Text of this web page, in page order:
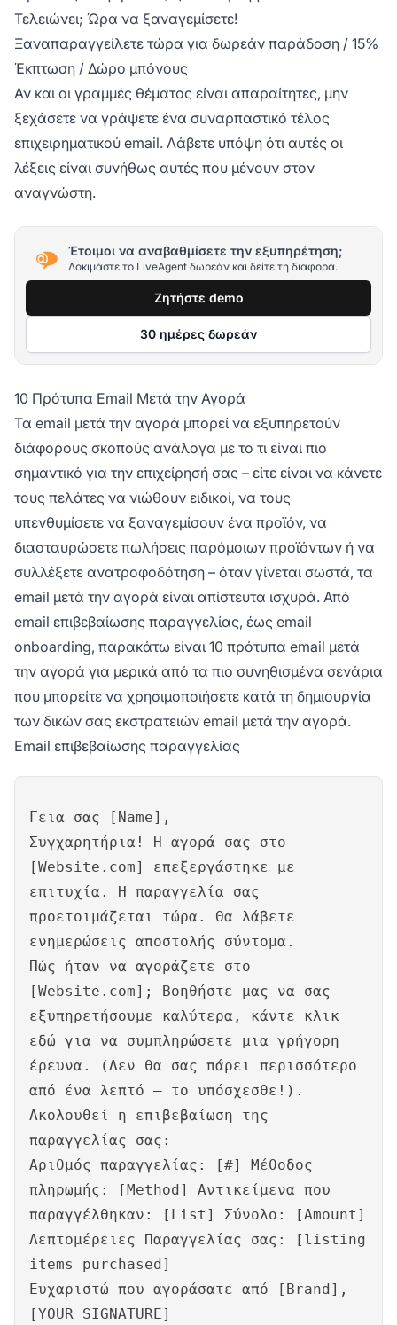
Τελειώνει; Ώρα να ξαναγεμίσετε!
Ξαναπαραγγείλετε τώρα για δωρεάν παράδοση / 15%
Έκπτωση / Δώρο μπόνους
Αν και οι γραμμές θέματος είναι απαραίτητες, μην
ξεχάσετε να γράψετε ένα συναρπαστικό τέλος
επιχειρηματικού email. Λάβετε υπόψη ότι αυτές οι
λέξεις είναι συνήθως αυτές που μένουν στον
αναγνώστη.
Έτοιμοι να αναβαθμίσετε την εξυπηρέτηση;
Δοκιμάστε το LiveAgent δωρεάν και δείτε τη διαφορά.
Ζητήστε demo
30 ημέρες δωρεάν
10 Πρότυπα Email Μετά την Αγορά
Τα email μετά την αγορά μπορεί να εξυπηρετούν
διάφορους σκοπούς ανάλογα με το τι είναι πιο
σημαντικό για την επιχείρησή σας – είτε είναι να κάνετε
τους πελάτες να νιώθουν ειδικοί, να τους
υπενθυμίσετε να ξαναγεμίσουν ένα προϊόν, να
διασταυρώσετε πωλήσεις παρόμοιων προϊόντων ή να
συλλέξετε ανατροφοδότηση – όταν γίνεται σωστά, τα
email μετά την αγορά είναι απίστευτα ισχυρά. Από
email επιβεβαίωσης παραγγελίας, έως email
onboarding, παρακάτω είναι 10 πρότυπα email μετά
την αγορά για μερικά από τα πιο συνηθισμένα σενάρια
που μπορείτε να χρησιμοποιήσετε κατά τη δημιουργία
των δικών σας εκστρατειών email μετά την αγορά.
Email επιβεβαίωσης παραγγελίας
Γεια σας [Name],
Συγχαρητήρια! Η αγορά σας στο
[Website.com] επεξεργάστηκε με
επιτυχία. Η παραγγελία σας
προετοιμάζεται τώρα. Θα λάβετε
ενημερώσεις αποστολής σύντομα.
Πώς ήταν να αγοράζετε στο
[Website.com]; Βοηθήστε μας να σας
εξυπηρετήσουμε καλύτερα, κάντε κλικ
εδώ για να συμπληρώσετε μια γρήγορη
έρευνα. (Δεν θα σας πάρει περισσότερο
από ένα λεπτό – το υπόσχεσθε!).
Ακολουθεί η επιβεβαίωση της
παραγγελίας σας:
Αριθμός παραγγελίας: [#] Μέθοδος
πληρωμής: [Method] Αντικείμενα που
παραγγέλθηκαν: [List] Σύνολο: [Amount]
Λεπτομέρειες Παραγγελίας σας: [listing
items purchased]
Ευχαριστώ που αγοράσατε από [Brand],
[YOUR SIGNATURE]